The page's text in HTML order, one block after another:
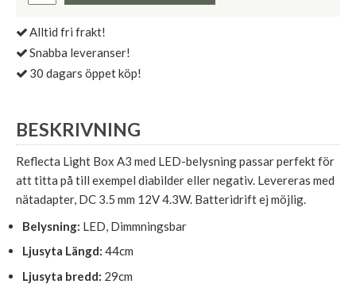
Alltid fri frakt!
Snabba leveranser!
30 dagars öppet köp!
BESKRIVNING
Reflecta Light Box A3 med LED-belysning passar perfekt för
att titta på till exempel diabilder eller negativ. Levereras med
nätadapter, DC 3.5 mm 12V 4.3W. Batteridrift ej möjlig.
Belysning: LED, Dimmningsbar
Ljusyta Längd: 44cm
Ljusyta bredd: 29cm